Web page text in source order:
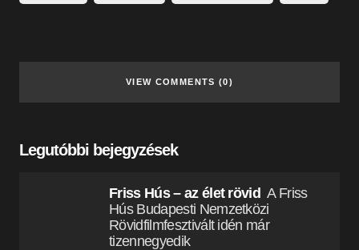
VIEW COMMENTS (0)
Legutóbbi bejegyzések
Friss Hús – az élet rövid A Friss
Hús Budapesti Nemzetközi
Rövidfilmfesztivált idén már
tizennegyedik